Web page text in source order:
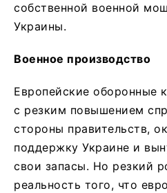
собственной военной
Украины.
Военное производство
Европейские оборонные
с резким повышением
стороны правительств,
поддержку Украине и
свои запасы. Но резкий
реальность того, что